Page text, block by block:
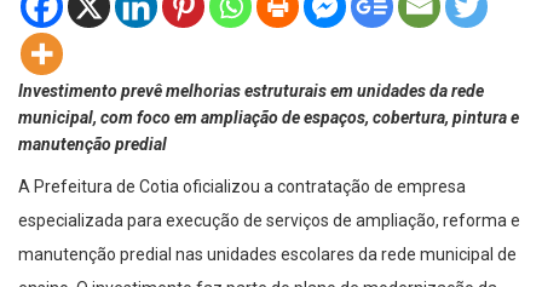
Investimento prevê melhorias estruturais em unidades da rede
municipal, com foco em ampliação de espaços, cobertura, pintura e
manutenção predial
A Prefeitura de Cotia oficializou a contratação de empresa
especializada para execução de serviços de ampliação, reforma e
manutenção predial nas unidades escolares da rede municipal de